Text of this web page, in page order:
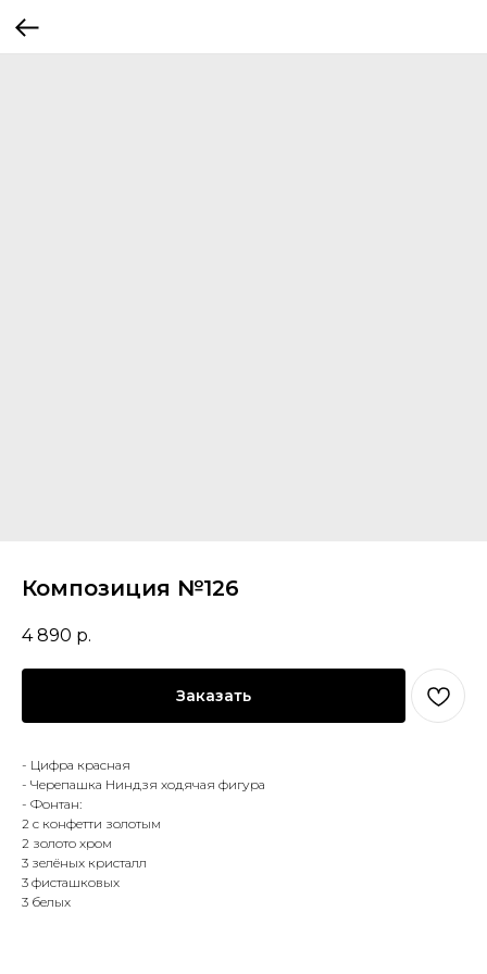
Композиция №126
4 890 р.
Заказать
- Цифра красная
- Черепашка Ниндзя ходячая фигура
- Фонтан:
2 с конфетти золотым
2 золото хром
3 зелёных кристалл
3 фисташковых
3 белых